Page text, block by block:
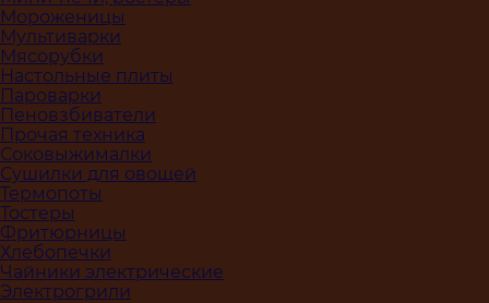
Мороженицы
Мультиварки
Мясорубки
Настольные плиты
Пароварки
Пеновзбиватели
Прочая техника
Соковыжималки
Сушилки для овощей
Термопоты
Тостеры
Фритюрницы
Хлебопечки
Чайники электрические
Электрогрили